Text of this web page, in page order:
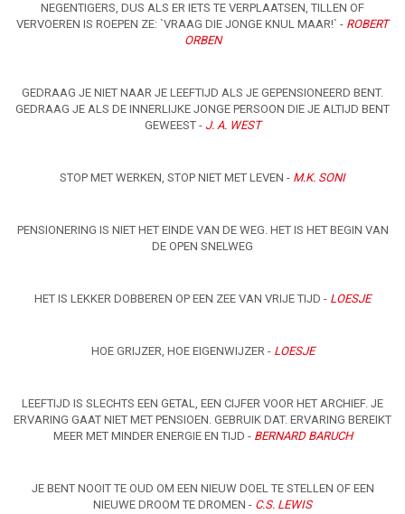
NEGENTIGERS, DUS ALS ER IETS TE VERPLAATSEN, TILLEN OF
VERVOEREN IS ROEPEN ZE: `VRAAG DIE JONGE KNUL MAAR!` - ROBERT
ORBEN
GEDRAAG JE NIET NAAR JE LEEFTIJD ALS JE GEPENSIONEERD BENT.
GEDRAAG JE ALS DE INNERLIJKE JONGE PERSOON DIE JE ALTIJD BENT
GEWEEST - J. A. WEST
STOP MET WERKEN, STOP NIET MET LEVEN - M.K. SONI
PENSIONERING IS NIET HET EINDE VAN DE WEG. HET IS HET BEGIN VAN
DE OPEN SNELWEG
HET IS LEKKER DOBBEREN OP EEN ZEE VAN VRIJE TIJD - LOESJE
HOE GRIJZER, HOE EIGENWIJZER - LOESJE
LEEFTIJD IS SLECHTS EEN GETAL, EEN CIJFER VOOR HET ARCHIEF. JE
ERVARING GAAT NIET MET PENSIOEN. GEBRUIK DAT. ERVARING BEREIKT
MEER MET MINDER ENERGIE EN TIJD - BERNARD BARUCH
JE BENT NOOIT TE OUD OM EEN NIEUW DOEL TE STELLEN OF EEN
NIEUWE DROOM TE DROMEN - C.S. LEWIS